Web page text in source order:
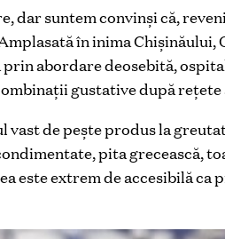
dar suntem convinși că,
în inima Chișinăului,
prin abordare deosebită,
gustative după
vast de pește produs la
pita grecească,
este extrem de accesibilă ca